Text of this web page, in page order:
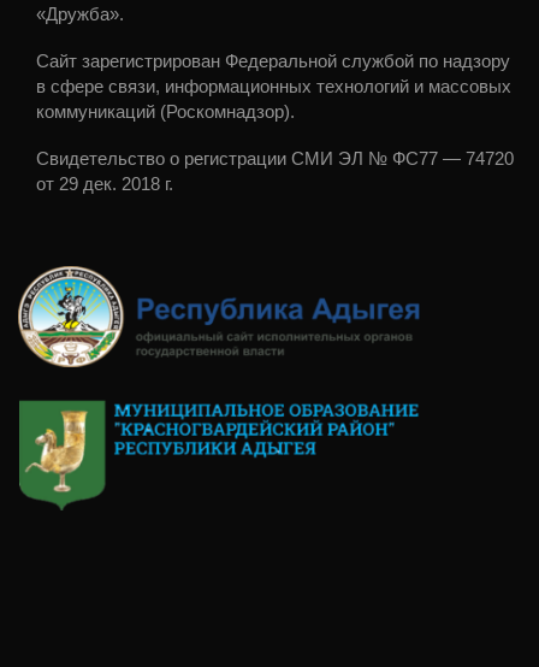
«Дружба».
Сайт зарегистрирован Федеральной службой по надзору
в сфере связи, информационных технологий и массовых
коммуникаций (Роскомнадзор).
Свидетельство о регистрации СМИ ЭЛ № ФС77 — 74720
от 29 дек. 2018 г.